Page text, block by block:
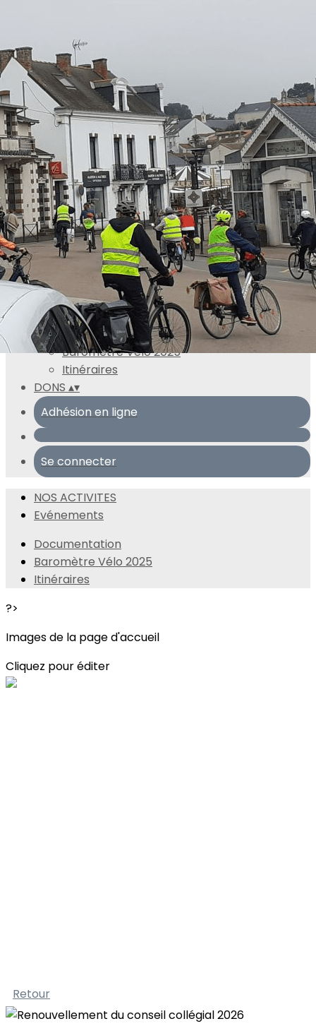
Exporter uniquement les colonnes affichées
Menu
Ajoutez un logo, un bouton, des réseaux sociaux
Cliquez pour éditer
Accueil▴▾
Qui Sommes-nous ?▴▾
Nos Activités▴▾
NOS ACTIVITES
Evénements
Agenda ▴
Lettres Mensuelles▴▾
Ressources ▴▾
Documentation
Baromètre Vélo 2025
Itinéraires
DONS ▴▾
Adhésion en ligne
Se connecter
NOS ACTIVITES
Evénements
Documentation
Baromètre Vélo 2025
Itinéraires
?>
Images de la page d'accueil
Cliquez pour éditer
Retour